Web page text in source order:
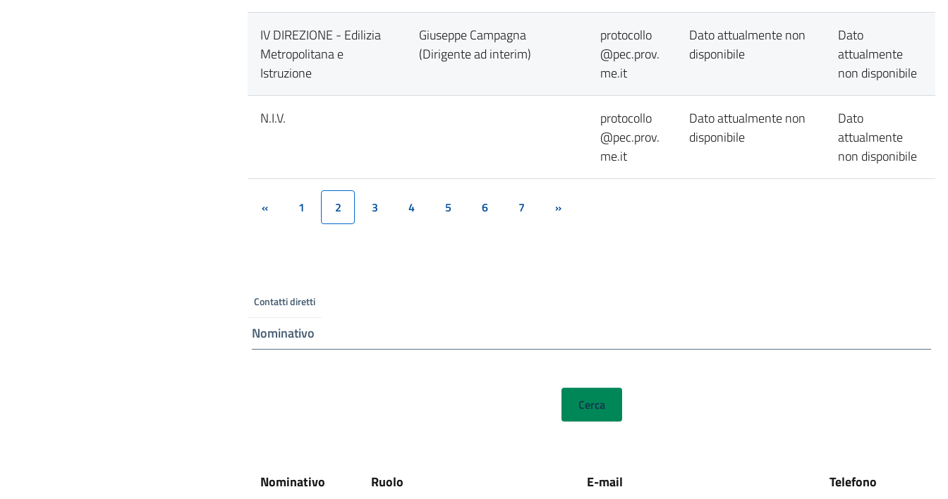
IV DIREZIONE - Edilizia
Metropolitana e
Istruzione
Giuseppe Campagna
(Dirigente ad interim)
protocollo
@pec.prov.
me.it
Dato attualmente non
disponibile
Dato
attualmente
non disponibile
N.I.V.
protocollo
@pec.prov.
me.it
Dato attualmente non
disponibile
Dato
attualmente
non disponibile
« 1 2(current)
3 4 5 6 7 »
Contatti diretti
Nominativo
Nominativo Ruolo E-mail Telefono